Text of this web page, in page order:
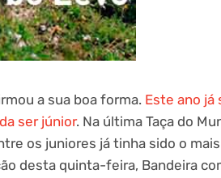
a sua boa forma. Este ano já
ser júnior. Na última Taça do
os juniores já tinha sido o
desta quinta-feira, Bandeira